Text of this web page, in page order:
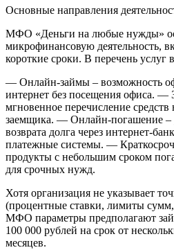
Основные направления
МФО «Деньги на любые нужды»
микрофинансовую деятельность,
короткие сроки. В перечень услуг
— Онлайн-займы – возможность
интернет без посещения офиса. —
мгновенное перечисление
заемщика. — Онлайн-погашение –
возврата долга через интернет-
платежные системы. —
продукты с небольшим сроком
для срочных нужд.
Хотя организация не указывает
(процентные ставки, лимиты
МФО параметры предполагают
100 000 рублей на срок от
месяцев.